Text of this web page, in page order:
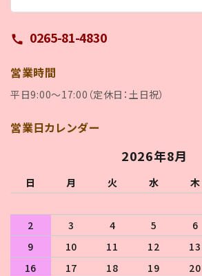
call 0265-81-4830
営業時間
平日9:00～17:00（定休日：土日祝）
営業日カレンダー
2026年8月
日 月 火 水 木
2
3 4 5 6
9
10 11 12 13
16
17 18 19 20